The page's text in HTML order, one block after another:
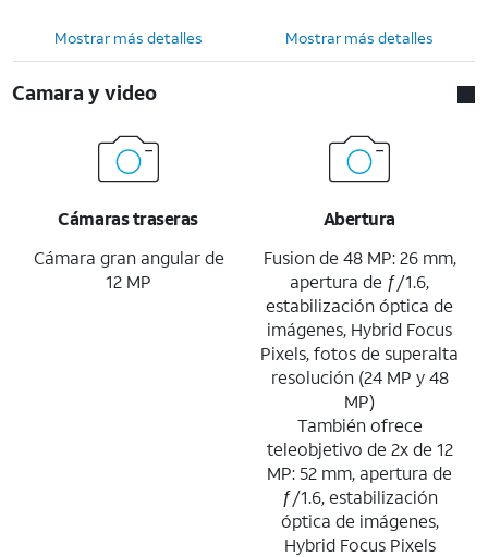
Mostrar más detalles Mostrar más detalles
Camara y video
Cámaras traseras
Cámara gran angular de
12 MP
Abertura
Fusion de 48 MP: 26 mm,
apertura de ƒ/1.6,
estabilización óptica de
imágenes, Hybrid Focus
Pixels, fotos de superalta
resolución (24 MP y 48
MP)
También ofrece
teleobjetivo de 2x de 12
MP: 52 mm, apertura de
ƒ/1.6, estabilización
óptica de imágenes,
Hybrid Focus Pixels